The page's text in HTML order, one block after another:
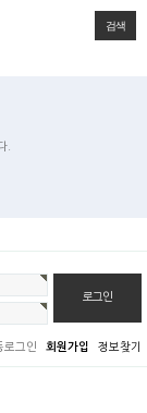
검색
.
로그인 회원가입 정보찾기